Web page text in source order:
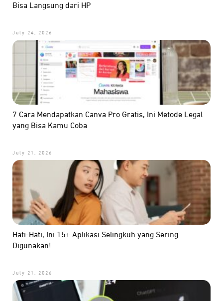
Bisa Langsung dari HP
July 24, 2026
7 Cara Mendapatkan Canva Pro Gratis, Ini Metode Legal
yang Bisa Kamu Coba
July 21, 2026
Hati-Hati, Ini 15+ Aplikasi Selingkuh yang Sering
Digunakan!
July 21, 2026